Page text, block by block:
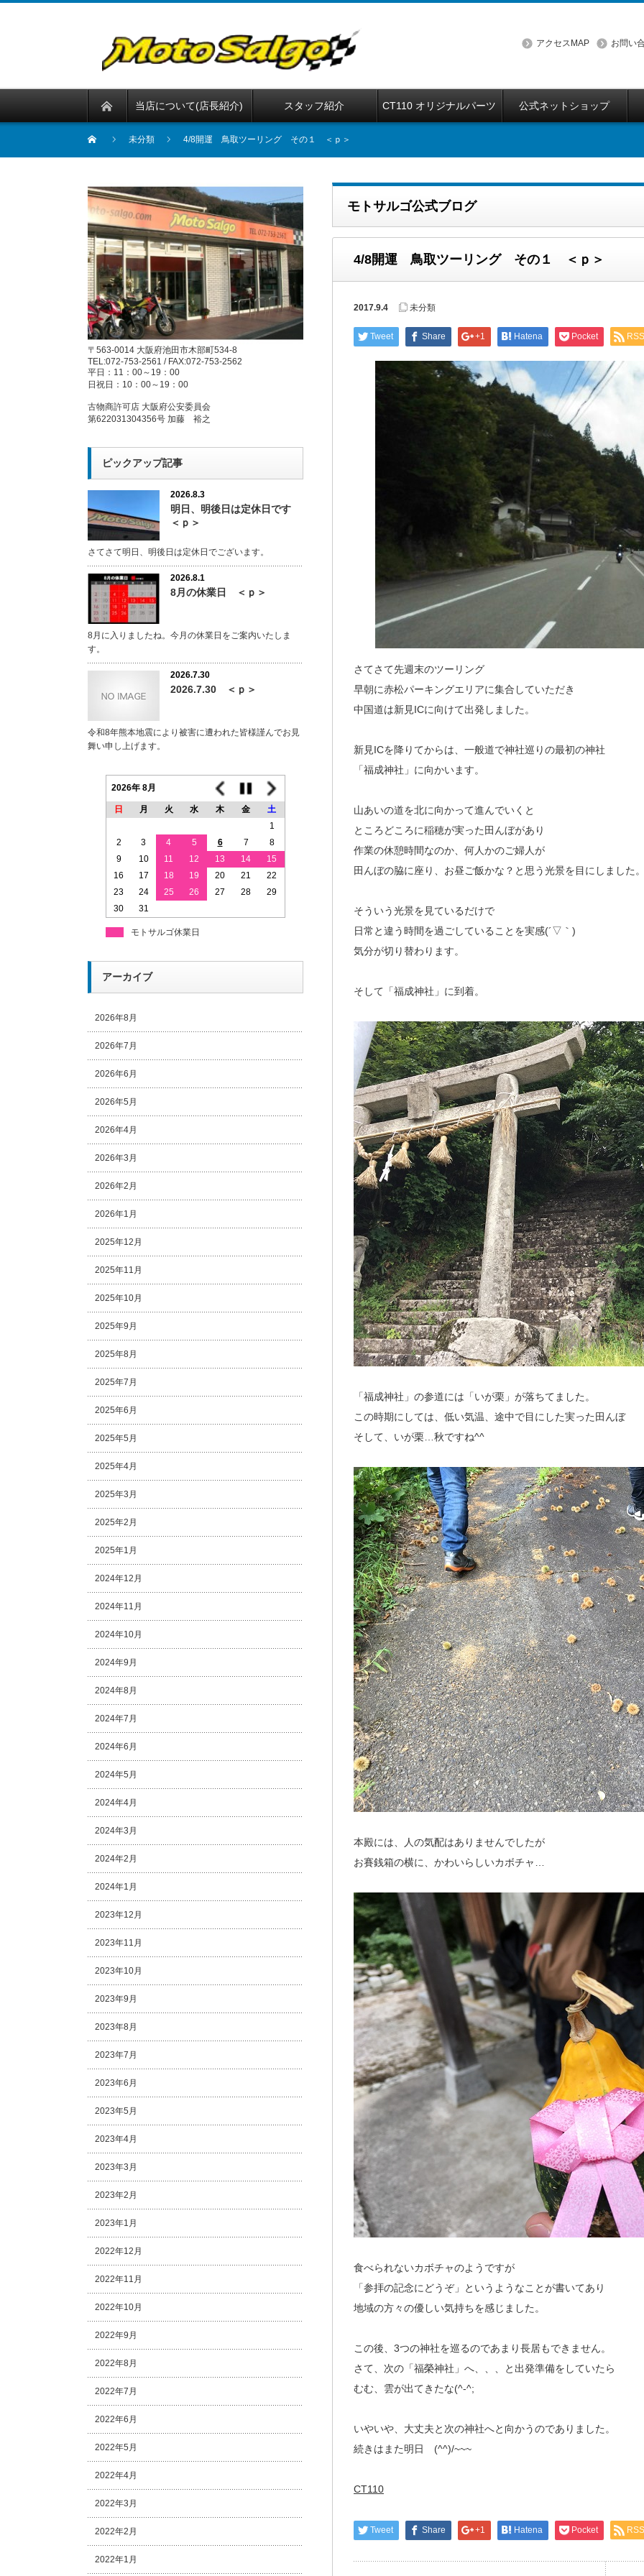
アクセスMAP お問い
当店について(店長紹介) スタッフ紹介 CT110 オリジナルパーツ 公式ネットショップ
未分類 4/8開運 鳥取ツーリング その１ ＜ｐ＞
モトサルゴ公式ブログ
4/8開運 鳥取ツーリング その１ ＜ｐ＞
2017.9.4 未分類
Tweet Share +1 Hatena Pocket RSS
さてさて先週末のツーリング
早朝に赤松パーキングエリアに集合していただき
中国道は新見ICに向けて出発しました。
新見ICを降りてからは、一般道で神社巡りの最初の神社
「福成神社」に向かいます。
山あいの道を北に向かって進んでいくと
ところどころに稲穂が実った田んぼがあり
作業の休憩時間なのか、何人かのご婦人が
田んぼの脇に座り、お昼ご飯かな？と思う光景を目にしました
そういう光景を見ているだけで
日常と違う時間を過ごしていることを実感(´▽｀)
気分が切り替わります。
そして「福成神社」に到着。
「福成神社」の参道には「いが栗」が落ちてました。
この時期にしては、低い気温、途中で目にした実った田んぼ
そして、いが栗…秋ですね^^
本殿には、人の気配はありませんでしたが
お賽銭箱の横に、かわいらしいカボチャ…
食べられないカボチャのようですが
「参拝の記念にどうぞ」というようなことが書いてあり
地域の方々の優しい気持ちを感じました。
この後、3つの神社を巡るのであまり長居もできません。
さて、次の「福榮神社」へ、、、と出発準備をしていたら
むむ、雲が出てきたな(^-^;
いやいや、大丈夫と次の神社へと向かうのでありました。
続きはまた明日 (^^)/~~~
CT110
Tweet Share +1 Hatena Pocket RSS
〒563-0014 大阪府池田市木部町534-8
TEL:072-753-2561 / FAX:072-753-2562
平日：11：00～19：00
日祝日：10：00～19：00
古物商許可店 大阪府公安委員会
第622031304356号 加藤 裕之
ピックアップ記事
2026.8.3
明日、明後日は定休日です
＜ｐ＞
さてさて明日、明後日は定休日でございます。
2026.8.1
8月の休業日 ＜ｐ＞
8月に入りましたね。今月の休業日をご案内いたしま
す。
2026.7.30
2026.7.30 ＜ｐ＞
令和8年熊本地震により被害に遭われた皆様謹んでお見
舞い申し上げます。
2026年 8月
日 月 火 水 木 金
土
1
2
3 4 5 6 7
8
9
10 11 12 13 14
15
16
17 18 19 20 21
22
23
24 25 26 27 28
29
30
31
モトサルゴ休業日
アーカイブ
2026年8月
2026年7月
2026年6月
2026年5月
2026年4月
2026年3月
2026年2月
2026年1月
2025年12月
2025年11月
2025年10月
2025年9月
2025年8月
2025年7月
2025年6月
2025年5月
2025年4月
2025年3月
2025年2月
2025年1月
2024年12月
2024年11月
2024年10月
2024年9月
2024年8月
2024年7月
2024年6月
2024年5月
2024年4月
2024年3月
2024年2月
2024年1月
2023年12月
2023年11月
2023年10月
2023年9月
2023年8月
2023年7月
2023年6月
2023年5月
2023年4月
2023年3月
2023年2月
2023年1月
2022年12月
2022年11月
2022年10月
2022年9月
2022年8月
2022年7月
2022年6月
2022年5月
2022年4月
2022年3月
2022年2月
2022年1月